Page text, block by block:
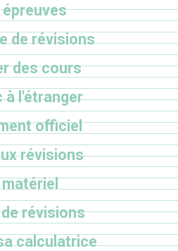
de révisions
des cours
à l'étranger
officiel
révisions
matériel
révisions
calculatrice